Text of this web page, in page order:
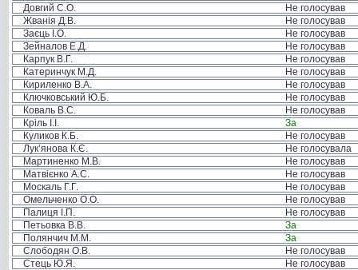
Довгий С.О.
Не голосував
Жванія Д.В.
Не голосував
Заєць І.О.
Не голосував
Зейналов Е.Д.
Не голосував
Карпук В.Г.
Не голосував
Катеринчук М.Д.
Не голосував
Кириленко В.А.
Не голосував
Ключковський Ю.Б.
Не голосував
Коваль В.С.
Не голосував
Кріль І.І.
За
Куликов К.Б.
Не голосував
Лук’янова К.Є.
Не голосувала
Мартиненко М.В.
Не голосував
Матвієнко А.С.
Не голосував
Москаль Г.Г.
Не голосував
Омельченко О.О.
Не голосував
Палиця І.П.
Не голосував
Петьовка В.В.
За
Полянчич М.М.
За
Слободян О.В.
Не голосував
Стець Ю.Я.
Не голосував